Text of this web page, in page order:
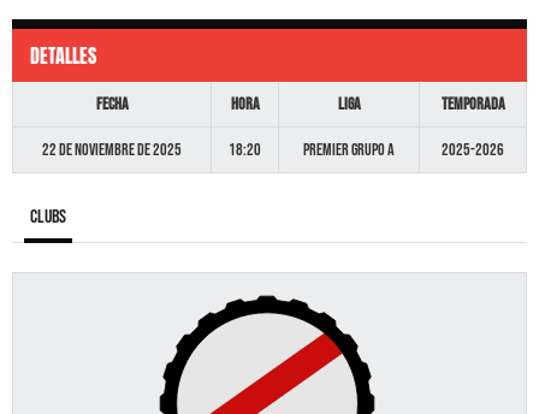
DETALLES
Fecha Hora Liga Temporada
22 de noviembre de 2025 18:20 Premier GRUPO A 2025-2026
Clubs